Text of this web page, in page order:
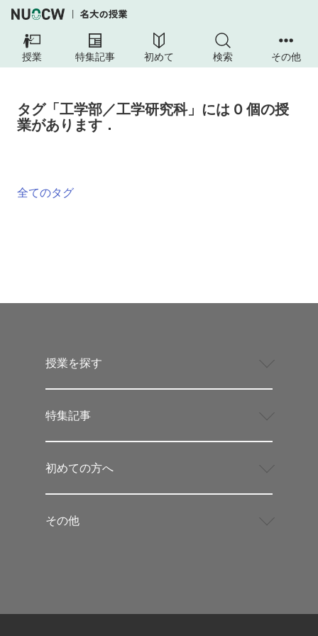
授業 特集記事 初めて 検索 その他
タグ「工学部／工学研究科」には 0 個の授
業があります．
全てのタグ
授業を探す
特集記事
初めての方へ
その他